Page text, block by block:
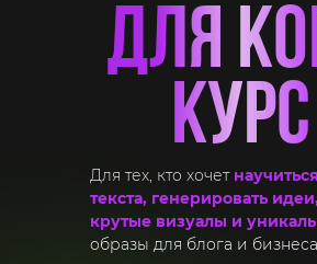
КУРС
ДЛЯ
Для тех, кто хочет
текста, генерировать
крутые визуалы и
образы для блога и бизнеса